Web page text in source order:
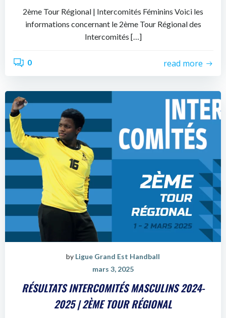
2ème Tour Régional | Intercomités Féminins Voici les
informations concernant le 2ème Tour Régional des
Intercomités […]
0 read more
by Ligue Grand Est Handball
mars 3, 2025
RÉSULTATS INTERCOMITÉS MASCULINS 2024-
2025 | 2ÈME TOUR RÉGIONAL